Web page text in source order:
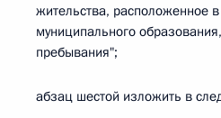
жительства, расположенное
муниципального
пребывания";
абзац шестой изложить в